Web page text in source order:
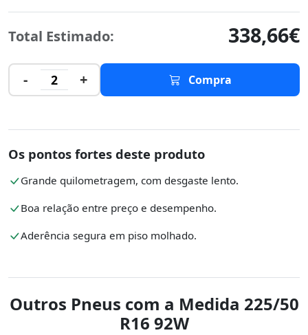
Total Estimado: 338,66€
- 2 + Compra
Os pontos fortes deste produto
Grande quilometragem, com desgaste lento.
Boa relação entre preço e desempenho.
Aderência segura em piso molhado.
Outros Pneus com a Medida 225/50
R16 92W